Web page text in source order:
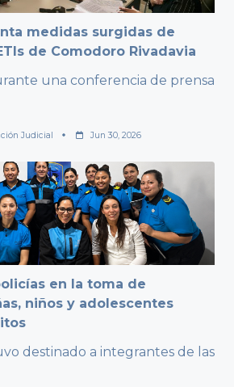
medidas surgidas de
de Comodoro Rivadavia
una conferencia de prensa
Judicial Jun 30, 2026
en la toma de
niños y adolescentes
destinado a integrantes de las